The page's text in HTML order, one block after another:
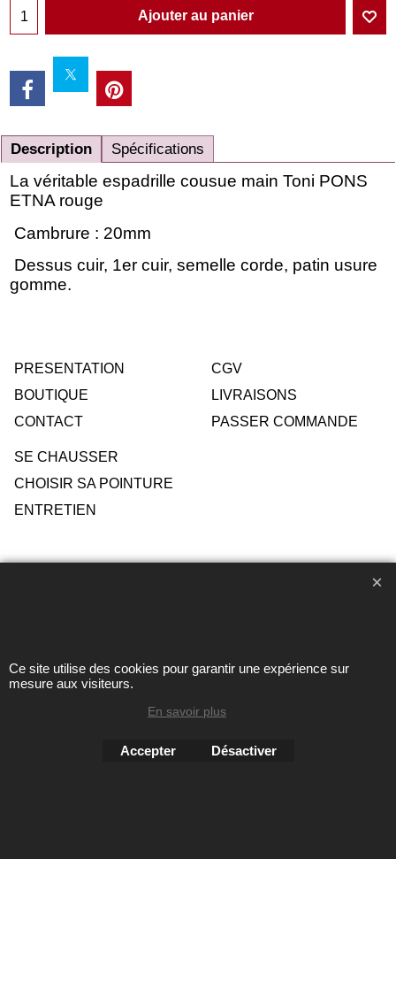
Ajouter au panier
Description Spécifications
La véritable espadrille cousue main Toni PONS
ETNA rouge
Cambrure : 20mm
Dessus cuir, 1er cuir, semelle corde, patin usure
gomme.
PRESENTATION
BOUTIQUE
CONTACT
CGV
LIVRAISONS
PASSER COMMANDE
SE CHAUSSER
CHOISIR SA POINTURE
ENTRETIEN
Boutique en ligne créés
avec le logiciel
Ce site utilise des cookies pour garantir une expérience sur
mesure aux visiteurs.
En savoir plus
Accepter Désactiver